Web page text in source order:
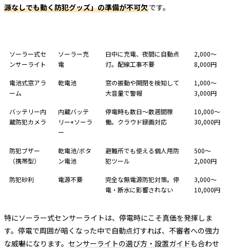
源なしでも動く防犯グッズ」の準備が不可欠です。
ソーラー式セ
ンサーライト
ソーラー充
電
日中に充電、夜間に自動点
灯。配線工事不要
2,000〜
8,000円
電池式窓アラ
ーム
乾電池
窓の振動や開閉を検知して
大音量で警報
1,000〜
3,000円
バッテリー内
蔵防犯カメラ
内蔵バッテ
リー+ソーラ
ー
停電時も数日〜数週間稼
働。クラウド録画対応
10,000〜
30,000円
防犯ブザー
（携帯型）
乾電池/ボタ
ン電池
避難所でも使える個人用防
犯ツール
500〜
2,000円
防犯砂利 電源不要
完全な無電源防犯対策。停
電・断水に影響されない
3,000〜
10,000円
特にソーラー式センサーライトは、停電時にこそ真価を発揮しま
す。停電で周囲が暗くなった中で自動点灯すれば、不審者への強力
な威嚇になります。 センサーライトの選び方・設置ガイドも合わせ